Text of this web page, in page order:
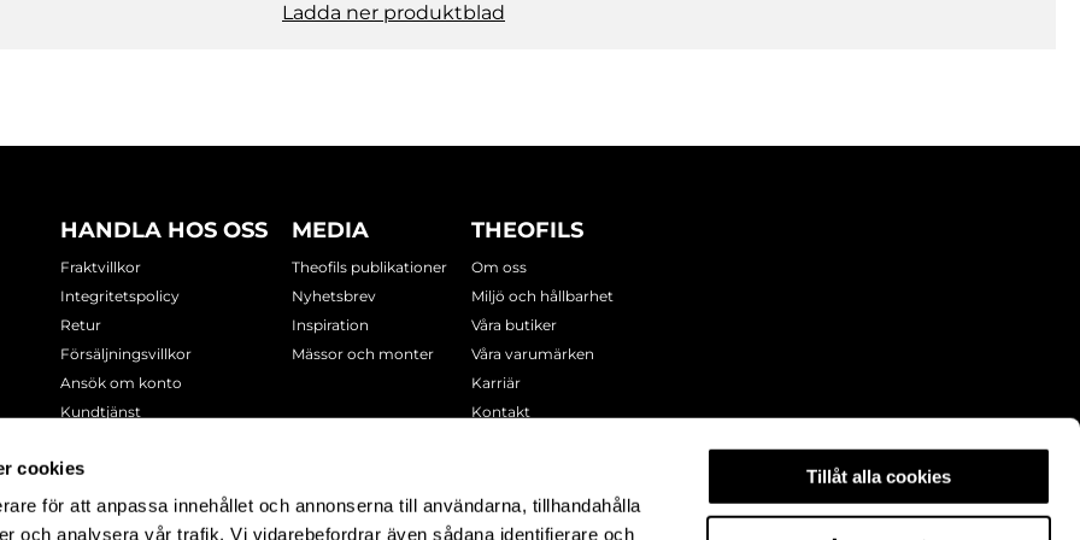
cookies
för att anpassa innehållet och annonserna till användarna, tillhandahålla
och analysera vår trafik. Vi vidarebefordrar även sådana identifierare och
Tillåt alla cookies
Ladda ner produktblad
HANDLA HOS OSS
Fraktvillkor
Integritetspolicy
Retur
Försäljningsvillkor
Ansök om konto
Kundtjänst
MEDIA
Theofils publikationer
Nyhetsbrev
Inspiration
Mässor och monter
THEOFILS
Om oss
Miljö och hållbarhet
Våra butiker
Våra varumärken
Karriär
Kontakt